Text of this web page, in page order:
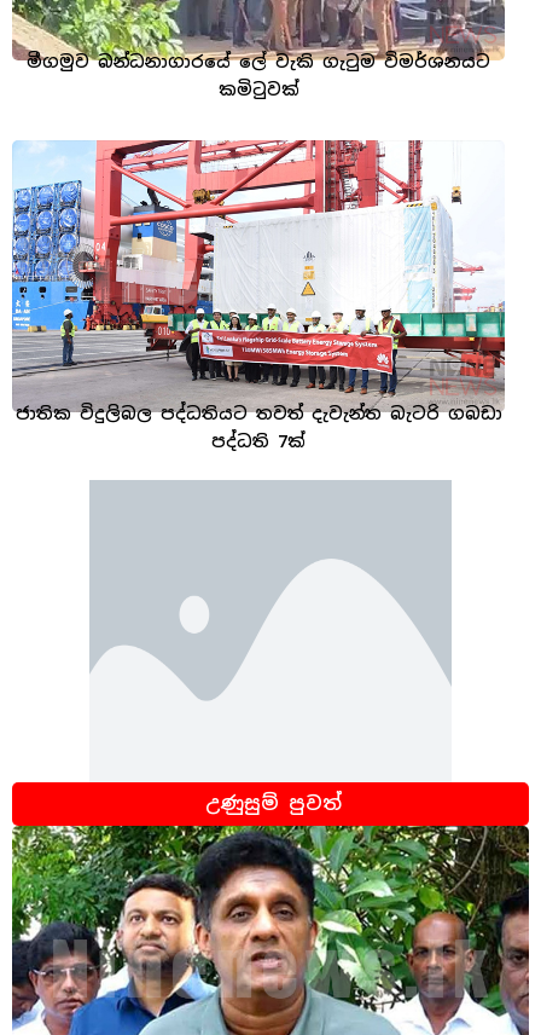
මීගමුව බන්ධනාගාරයේ ලේ වැකි ගැටුම විමර්ශනයට
කමිටුවක්
ජාතික විදුලිබල පද්ධතියට තවත් දැවැන්ත බැටරි ගබඩා
පද්ධති 7ක්
උණුසුම් පුවත්